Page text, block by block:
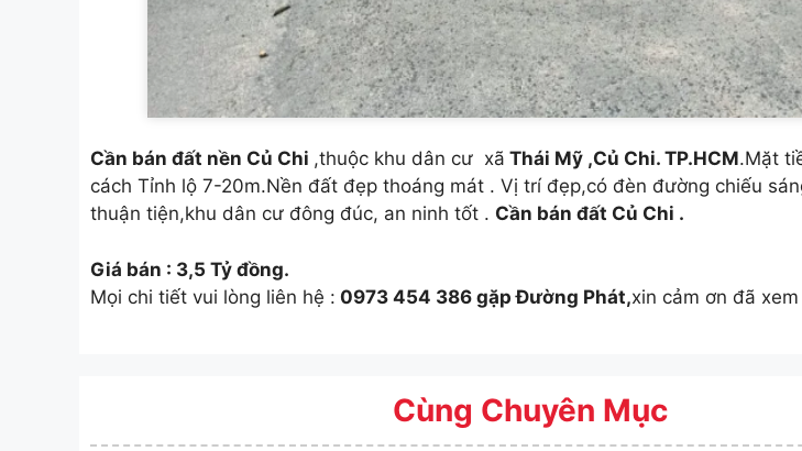
Cần bán đất nền Củ Chi ,thuộc khu dân cư xã Thái Mỹ ,Củ Chi. TP.HCM.Mặt
cách Tỉnh lộ 7-20m.Nền đất đẹp thoáng mát . Vị trí đẹp,có đèn đường chiếu
thuận tiện,khu dân cư đông đúc, an ninh tốt . Cần bán đất Củ Chi .
Giá bán : 3,5 Tỷ đồng.
Mọi chi tiết vui lòng liên hệ : 0973 454 386 gặp Đường Phát,xin cảm ơn đã
Cùng Chuyên Mục